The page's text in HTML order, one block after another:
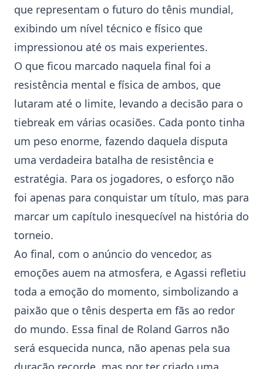
que representam o futuro do tênis mundial,
exibindo um nível técnico e físico que
impressionou até os mais experientes.
O que ficou marcado naquela final foi a
resistência mental e física de ambos, que
lutaram até o limite, levando a decisão para o
tiebreak em várias ocasiões. Cada ponto tinha
um peso enorme, fazendo daquela disputa
uma verdadeira batalha de resistência e
estratégia. Para os jogadores, o esforço não
foi apenas para conquistar um título, mas para
marcar um capítulo inesquecível na história do
torneio.
Ao final, com o anúncio do vencedor, as
emoções auem na atmosfera, e Agassi refletiu
toda a emoção do momento, simbolizando a
paixão que o tênis desperta em fãs ao redor
do mundo. Essa final de Roland Garros não
será esquecida nunca, não apenas pela sua